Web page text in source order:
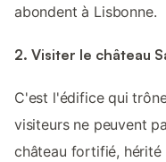
abondent à Lisbonne.
2. Visiter le château
C'est l'édifice qui
visiteurs ne peuvent
château fortifié, hérité